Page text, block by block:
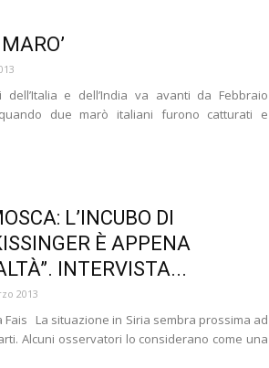
e dell’India va avanti da Febbraio
quando due marò italiani furono catturati e
L’INCUBO DI
È APPENA
INTERVISTA...
2013
Fais La situazione in Siria sembra prossima ad
Alcuni osservatori lo considerano come una